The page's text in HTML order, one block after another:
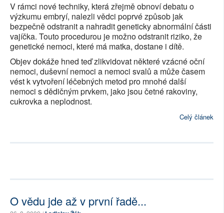
AUTOŘI
PŘÍSPĚVKY NA PROVOZ
V rámci nové techniky, která zřejmě obnoví debatu o
výzkumu embryí, nalezli vědci poprvé způsob jak
bezpečně odstranit a nahradit geneticky abnormální části
vajíčka. Touto procedurou je možno odstranit riziko, že
genetické nemoci, které má matka, dostane i dítě.
Objev dokáže hned teď zlikvidovat některé vzácné oční
nemoci, duševní nemoci a nemoci svalů a může časem
vést k vytvoření léčebných metod pro mnohé další
nemoci s dědičným prvkem, jako jsou četné rakoviny,
cukrovka a neplodnost.
Celý článek
O vědu jde až v první řadě...